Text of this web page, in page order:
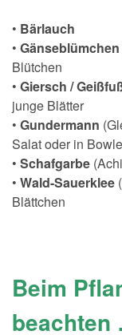
• Bärlauch
• Gänseblümchen
Blütchen
• Giersch /
junge Blätter
• Gundermann
Salat oder in Bowle
• Schafgarbe
• Wald-Sauerklee
Blättchen
Beim